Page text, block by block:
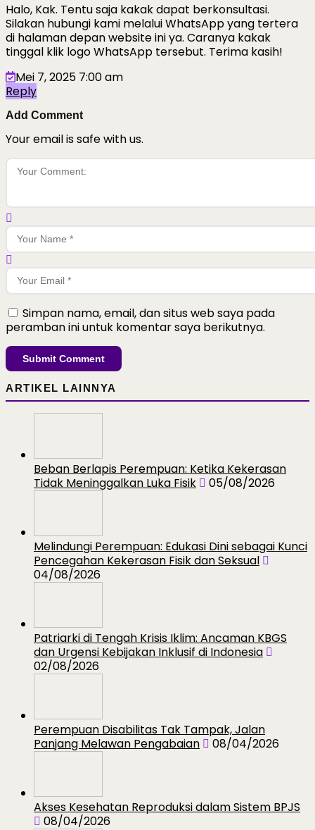
Halo, Kak. Tentu saja kakak dapat berkonsultasi.
Silakan hubungi kami melalui WhatsApp yang tertera
di halaman depan website ini ya. Caranya kakak
tinggal klik logo WhatsApp tersebut. Terima kasih!
Mei 7, 2025 7:00 am
Reply
Add Comment
Your email is safe with us.
Simpan nama, email, dan situs web saya pada
peramban ini untuk komentar saya berikutnya.
ARTIKEL LAINNYA
Beban Berlapis Perempuan: Ketika Kekerasan
Tidak Meninggalkan Luka Fisik
05/08/2026
Melindungi Perempuan: Edukasi Dini sebagai Kunci
Pencegahan Kekerasan Fisik dan Seksual
04/08/2026
Patriarki di Tengah Krisis Iklim: Ancaman KBGS
dan Urgensi Kebijakan Inklusif di Indonesia
02/08/2026
Perempuan Disabilitas Tak Tampak, Jalan
Panjang Melawan Pengabaian
08/04/2026
Akses Kesehatan Reproduksi dalam Sistem BPJS
08/04/2026